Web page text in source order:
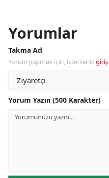
Yorumlar
Takma Ad
Yorum yapmak için, istersenizgiriş
Yorum Yazın (500 Karakter)